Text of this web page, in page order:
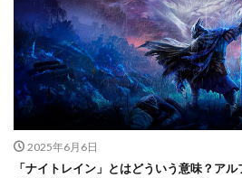
2025年6月6日
「ナイトレイン」とはどういう意味？ア